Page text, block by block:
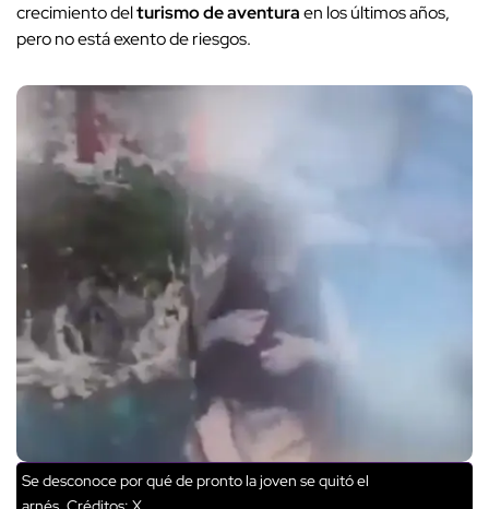
crecimiento delturismo de aventuraen los últimos años,
pero no está exento de riesgos.
Se desconoce por qué de pronto la joven se quitó el